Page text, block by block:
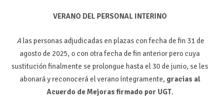
VERANO DEL PERSONAL INTERINO
A las personas adjudicadas en plazas con fecha de fin 31 de
agosto de 2025, o con otra fecha de fin anterior pero cuya
sustitución finalmente se prolongue hasta el 30 de junio, se les
abonará y reconocerá el verano íntegramente, gracias al
Acuerdo de Mejoras firmado por UGT.